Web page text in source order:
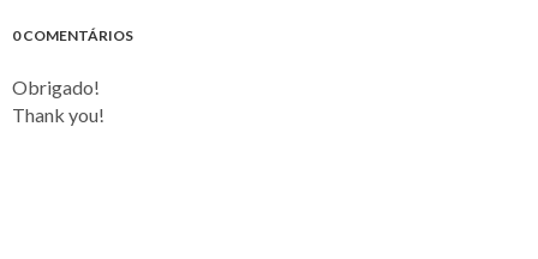
0 COMENTÁRIOS
Obrigado!
Thank you!